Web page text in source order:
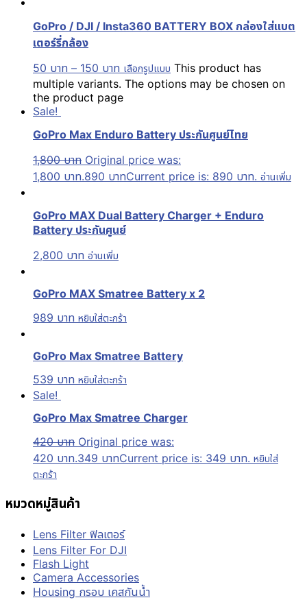
GoPro / DJI / Insta360 BATTERY BOX กล่องใส่แบต
เตอร์รี่กล้อง
50 บาท – 150 บาท เลือกรูปแบบ This product has
multiple variants. The options may be chosen on
the product page
Sale!
GoPro Max Enduro Battery ประกันศูนย์ไทย
1,800บาท Original price was:
1,800 บาท.890 บาทCurrent price is: 890 บาท. อ่านเพิ่ม
GoPro MAX Dual Battery Charger + Enduro
Battery ประกันศูนย์
2,800 บาท อ่านเพิ่ม
GoPro MAX Smatree Battery x 2
989 บาท หยิบใส่ตะกร้า
GoPro Max Smatree Battery
539 บาท หยิบใส่ตะกร้า
Sale!
GoPro Max Smatree Charger
420บาท Original price was:
420 บาท.349 บาทCurrent price is: 349 บาท. หยิบใส่
ตะกร้า
หมวดหมู่สินค้า
Lens Filter ฟิลเตอร์
Lens Filter For DJI
Flash Light
Camera Accessories
Housing กรอบ เคสกันน้ำ